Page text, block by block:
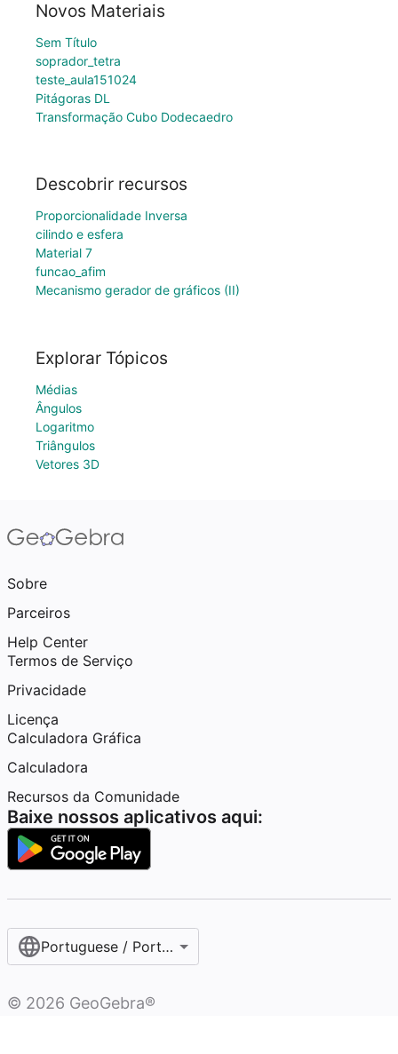
Novos Materiais
Sem Título
soprador_tetra
teste_aula151024
Pitágoras DL
Transformação Cubo Dodecaedro
Descobrir recursos
Proporcionalidade Inversa
cilindo e esfera
Material 7
funcao_afim
Mecanismo gerador de gráficos (II)
Explorar Tópicos
Médias
Ângulos
Logaritmo
Triângulos
Vetores 3D
Sobre
Parceiros
Help Center
Termos de Serviço
Privacidade
Licença
Calculadora Gráfica
Calculadora
Recursos da Comunidade
Baixe nossos aplicativos aqui:
Portuguese / Português (Brasil)
© 2026 GeoGebra®